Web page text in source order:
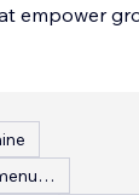
empower
Configuration d'un menu de restaurant